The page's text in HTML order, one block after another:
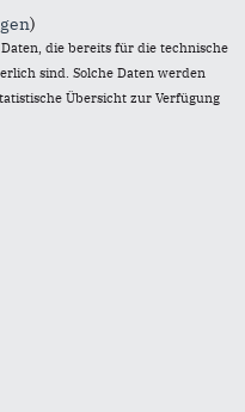
Weiter »
)
die bereits für die technische
sind. Solche Daten werden
Übersicht zur Verfügung